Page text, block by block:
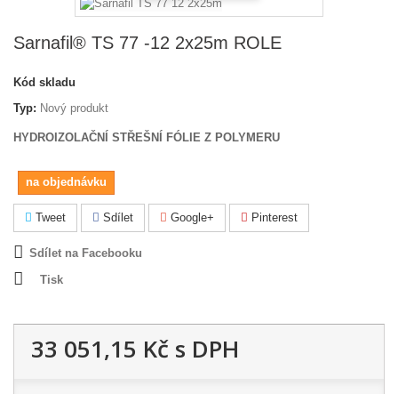
Sarnafil® TS 77 -12 2x25m ROLE
Kód skladu
Typ: Nový produkt
HYDROIZOLAČNÍ STŘEŠNÍ FÓLIE Z POLYMERU
na objednávku
Tweet Sdílet Google+ Pinterest
Sdílet na Facebooku
Tisk
33 051,15 Kč s DPH